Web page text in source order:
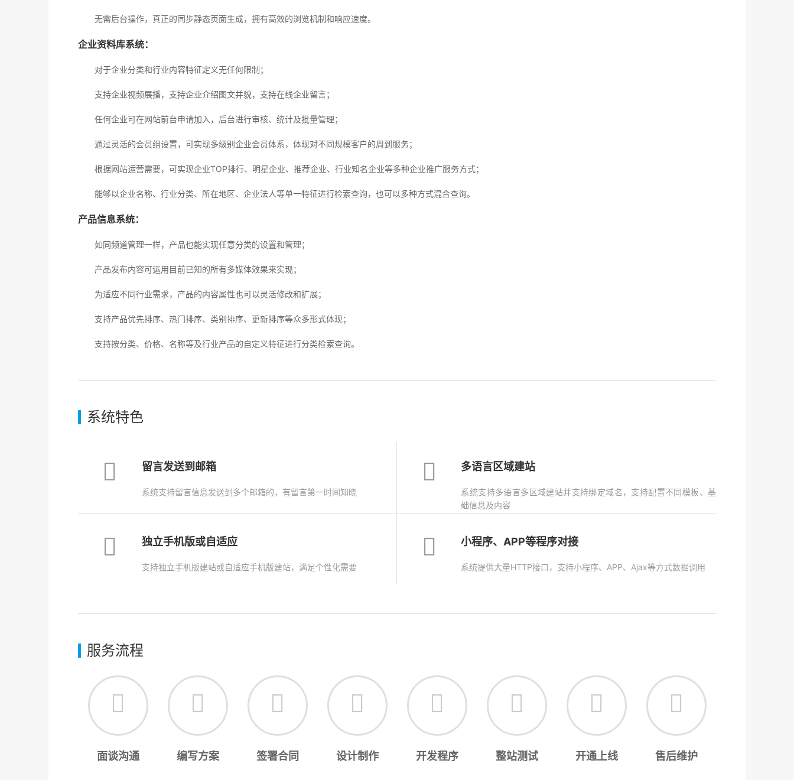
无需后台操作，真正的同步静态页面生成，拥有高效的浏览机制和响应速度。
企业资料库系统：
对于企业分类和行业内容特征定义无任何限制；
支持企业视频展播，支持企业介绍图文并貌，支持在线企业留言；
任何企业可在网站前台申请加入，后台进行审核、统计及批量管理；
通过灵活的会员组设置，可实现多级别企业会员体系，体现对不同规模客户的周到服务；
根据网站运营需要，可实现企业TOP排行、明星企业、推荐企业、行业知名企业等多种企业推广服务方式；
能够以企业名称、行业分类、所在地区、企业法人等单一特征进行检索查询，也可以多种方式混合查询。
产品信息系统：
如同频道管理一样，产品也能实现任意分类的设置和管理；
产品发布内容可运用目前已知的所有多媒体效果来实现；
为适应不同行业需求，产品的内容属性也可以灵活修改和扩展；
支持产品优先排序、热门排序、类别排序、更新排序等众多形式体现；
支持按分类、价格、名称等及行业产品的自定义特征进行分类检索查询。
系统特色
留言发送到邮箱
系统支持留言信息发送到多个邮箱的，有留言第一时间知晓
多语言区域建站
系统支持多语言多区域建站并支持绑定域名，支持配置不同模板、基
础信息及内容
独立手机版或自适应
支持独立手机版建站或自适应手机版建站，满足个性化需要
小程序、APP等程序对接
系统提供大量HTTP接口，支持小程序、APP、Ajax等方式数据调用
服务流程
面谈沟通 编写方案 签署合同 设计制作 开发程序 整站测试 开通上线 售后维护